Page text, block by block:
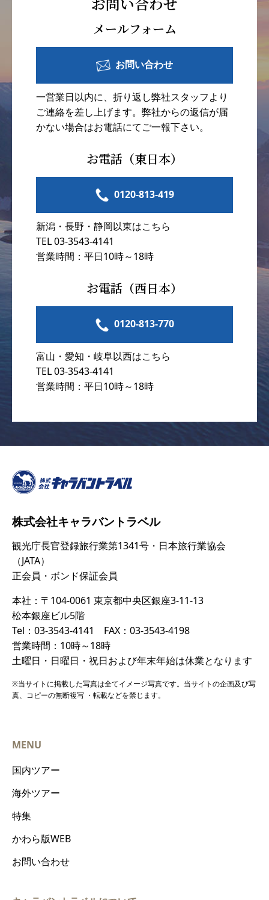
メールフォーム
お問い合わせ
一営業日以内に、折り返し弊社スタッフより
ご連絡を差し上げます。弊社からの返信が届
かない場合はお電話にてご一報下さい。
お電話（東日本）
0120-813-419
新潟・長野・静岡以東はこちら
TEL 03-3543-4141
営業時間：平日10時～18時
お電話（西日本）
0120-813-770
富山・愛知・岐阜以西はこちら
TEL 03-3543-4141
営業時間：平日10時～18時
株式会社キャラバントラベル
観光庁長官登録旅行業第1341号・日本旅行業協会
（JATA）
正会員・ボンド保証会員
本社：〒104-0061 東京都中央区銀座3-11-13
松本銀座ビル5階
Tel：03-3543-4141 FAX：03-3543-4198
営業時間：10時～18時
土曜日・日曜日・祝日および年末年始は休業となります
※当サイトに掲載した写真は全てイメージ写真です。当サイトの企画及び写
真、コピーの無断複写 ・転載などを禁じます。
MENU
国内ツアー
海外ツアー
特集
かわら版WEB
お問い合わせ